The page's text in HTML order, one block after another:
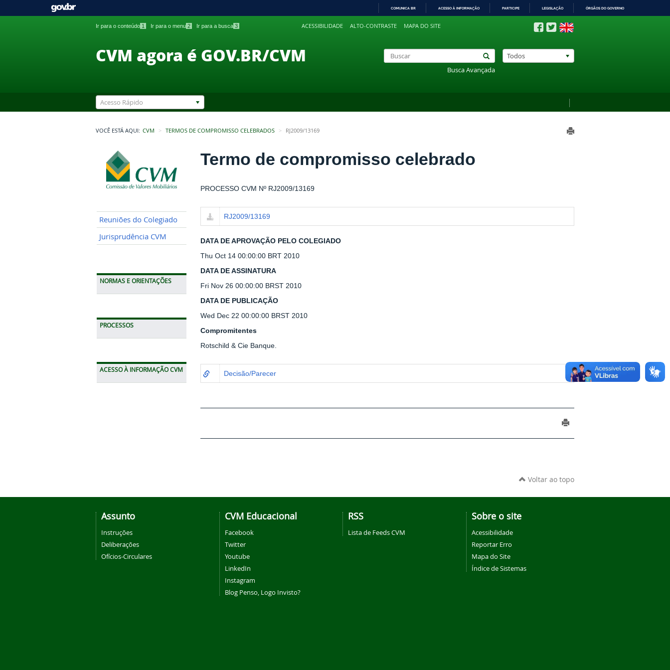
PARA
COMUNICA BR ACESSO À INFORMAÇÃO PARTICIPE LEGISLAÇÃO ÓRGÃOS DO GOVERNO
Ir para o conteúdo 1 Ir para o menu 2 Ir para a busca 3 ACESSIBILIDADE ALTO-CONTRASTE MAPA DO SITE
CVM agora é GOV.BR/CVM
Busca Avançada
Todos
Acesso Rápido
VOCÊ ESTÁ AQUI: CVM TERMOS DE COMPROMISSO CELEBRADOS RJ2009/13169
Reuniões do Colegiado
Jurisprudência CVM
NORMAS E ORIENTAÇÕES
PROCESSOS
ACESSO À INFORMAÇÃO CVM
Termo de compromisso celebrado
PROCESSO CVM Nº RJ2009/13169
RJ2009/13169
DATA DE APROVAÇÃO PELO COLEGIADO
Thu Oct 14 00:00:00 BRT 2010
DATA DE ASSINATURA
Fri Nov 26 00:00:00 BRST 2010
DATA DE PUBLICAÇÃO
Wed Dec 22 00:00:00 BRST 2010
Compromitentes
Rotschild & Cie Banque.
Decisão/Parecer
Voltar ao topo
Assunto
Instruções
Deliberações
Ofícios-Circulares
CVM Educacional
Facebook
Twitter
Youtube
LinkedIn
Instagram
Blog Penso, Logo Invisto?
RSS
Lista de Feeds CVM
Sobre o site
Acessibilidade
Reportar Erro
Mapa do Site
Índice de Sistemas